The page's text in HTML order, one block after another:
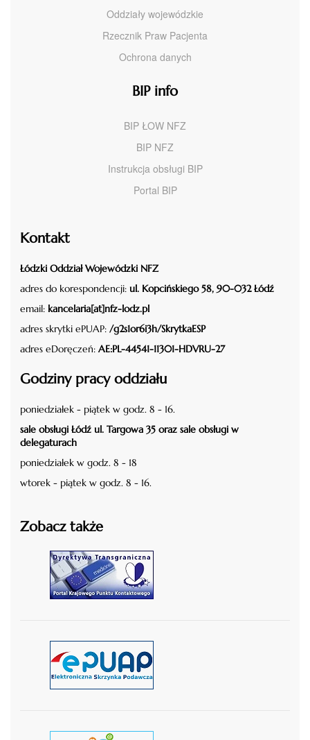
Oddziały wojewódzkie
Rzecznik Praw Pacjenta
Ochrona danych
BIP info
BIP ŁOW NFZ
BIP NFZ
Instrukcja obsługi BIP
Portal BIP
Kontakt
Łódzki Oddział Wojewódzki NFZ
adres do korespondencji: ul. Kopcińskiego 58, 90-032 Łódź
email: kancelaria[at]nfz-lodz.pl
adres skrytki ePUAP: /g2s1or6i3h/SkrytkaESP
adres eDoręczeń: AE:PL-44541-11301-HDVRU-27
Godziny pracy oddziału
poniedziałek - piątek w godz. 8 - 16.
sale obsługi Łódź ul. Targowa 35 oraz sale obsługi w
delegaturach
poniedziałek w godz. 8 - 18
wtorek - piątek w godz. 8 - 16.
Zobacz także
czytaj więcej
czytaj więcej